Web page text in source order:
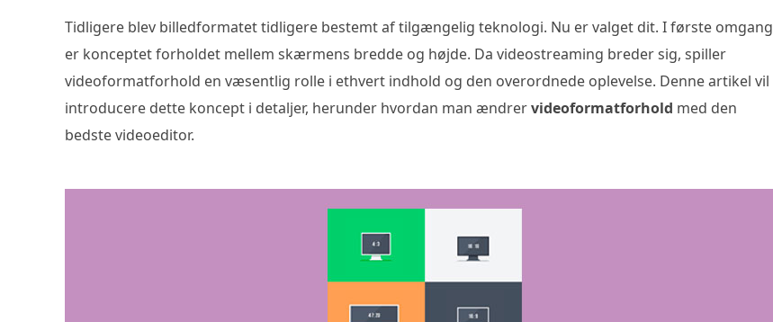
Tidligere blev billedformatet tidligere bestemt af tilgængelig teknologi. Nu er valget dit. I første omgang
er konceptet forholdet mellem skærmens bredde og højde. Da videostreaming breder sig, spiller
videoformatforhold en væsentlig rolle i ethvert indhold og den overordnede oplevelse. Denne artikel vil
introducere dette koncept i detaljer, herunder hvordan man ændrervideoformatforhold med den
bedste videoeditor.